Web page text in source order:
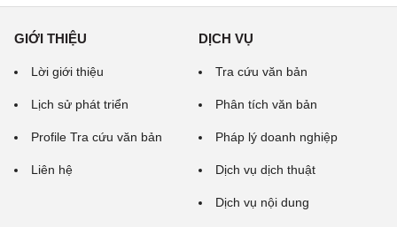
GIỚI THIỆU
Lời giới thiệu
Lịch sử phát triển
Profile Tra cứu văn bản
Liên hệ
DỊCH VỤ
Tra cứu văn bản
Phân tích văn bản
Pháp lý doanh nghiệp
Dịch vụ dịch thuật
Dịch vụ nội dung